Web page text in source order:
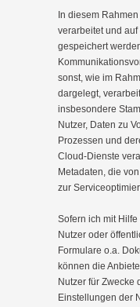
In diesem
verarbeitet und
gespeichert
sonst, wie im
dargelegt,
insbesondere
Nutzer, Daten zu
Prozessen und
Cloud-Dienste
Metadaten, die
zur
Sofern ich mit
Nutzer oder
Formulare o.a.
können die
Nutzer für Zwecke
Einstellungen der